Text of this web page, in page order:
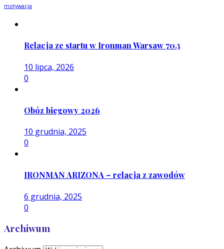
motywacja
Relacja ze startu w Ironman Warsaw 70.3
10 lipca, 2026
0
Obóz biegowy 2026
10 grudnia, 2025
0
IRONMAN ARIZONA – relacja z zawodów
6 grudnia, 2025
0
Archiwum